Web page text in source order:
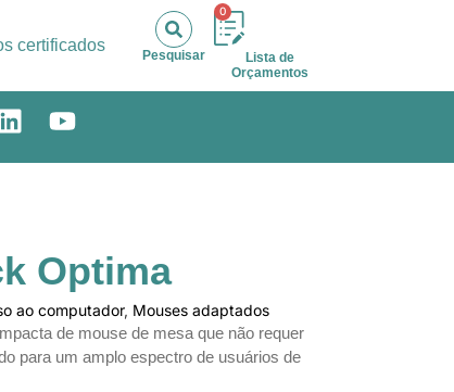
certificados
Pesquisar
0
Lista de
Orçamentos
Optima
ao computador, Mouses adaptados
de mouse de mesa que não requer
para um amplo espectro de usuários de